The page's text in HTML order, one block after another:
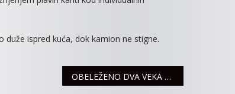
ispred kuća, dok kamion ne stigne.
OBELEŽENO DVA VEKA MALE MITROVICE